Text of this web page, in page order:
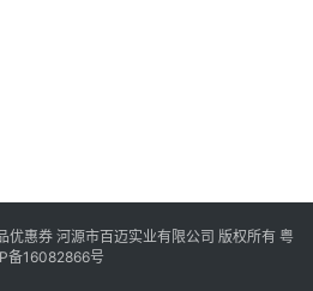
惠券 河源市百迈实业有限公司 版权所有 粤
备16082866号